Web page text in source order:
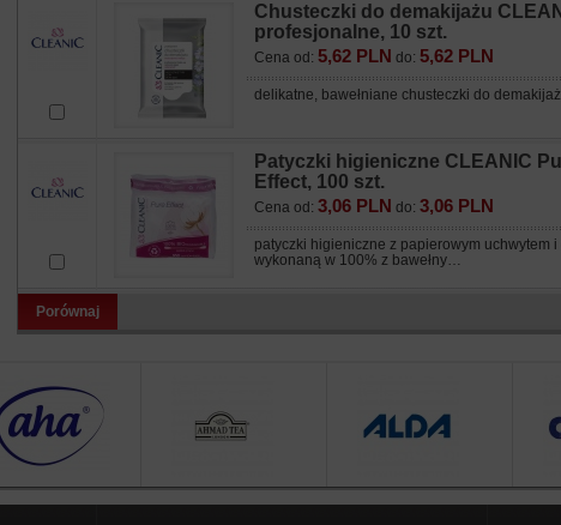
Chusteczki do demakijażu
profesjonalne, 10 szt.
Cena od: 5,62 PLN do: 5,62 PLN
delikatne, bawełniane chusteczki do
Patyczki higieniczne CLEANIC
Effect, 100 szt.
Cena od: 3,06 PLN do: 3,06 PLN
patyczki higieniczne z papierowym uchwytem i
wykonaną w 100% z bawełny…
Porównaj